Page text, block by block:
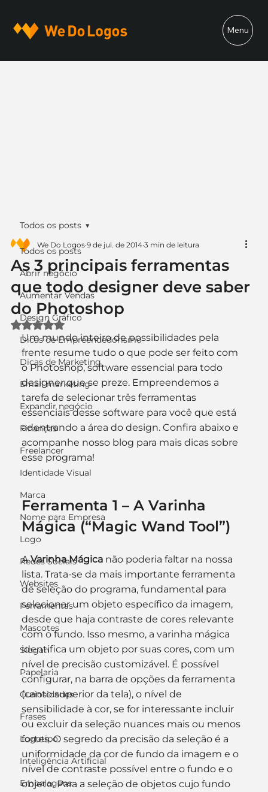
Menu
Todos os posts
Abrir negócio
Aumentar Vendas
Design Gráfico
Dicas de Empreendedorismo
Dicas de Marketing
Email marketing
Expandir negócio
Finanças
Freelancer
Identidade Visual
Marca
Nome para Empresa
Logo
Redes Sociais
Websites
Ferramentas
Mascotes
Slogan
Papelaria
Curiosidades
Frases
Logotipo
Inteligência Artificial
Embalagens
Todos os posts
As 3 principais ferramentas
que todo designer deve saber
do Photoshop
We Do Logos 9 de jul. de 2014 3 min de leitura
Avaliado com NaN de 5 estrelas.
Um mundo inteiro de possibilidades pela
frente resume tudo o que pode ser feito com
o Photoshop, software essencial para todo
designer que se preze. Empreendemos a
tarefa de selecionar três ferramentas
essenciais desse software para você que está
adentrando a área do design. Confira abaixo e
acompanhe nosso blog para mais dicas sobre
esse programa!
Ferramenta 1 – A Varinha
Mágica (“Magic Wand Tool”)
A Varinha Mágica não poderia faltar na nossa
lista. Trata-se da mais importante ferramenta
de seleção do programa, fundamental para
selecionar um objeto específico da imagem,
desde que haja contraste de cores relevante
com o fundo. Isso mesmo, a varinha mágica
identifica um objeto por suas cores, com um
nível de precisão customizável. É possível
configurar, na barra de opções da ferramenta
(canto superior da tela), o nível de
sensibilidade à cor, se for interessante incluir
ou excluir da seleção nuances mais ou menos
fortes. O segredo da precisão da seleção é a
uniformidade da cor de fundo da imagem e o
nível de contraste possível entre o fundo e o
objeto. Para a seleção de objetos cujo fundo